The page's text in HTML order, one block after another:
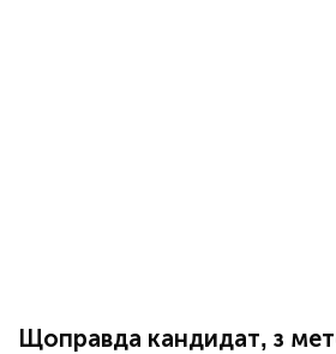
Щоправда кандидат, з